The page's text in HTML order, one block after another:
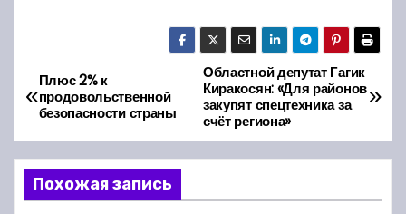
Н
а
в
и
Областной депутат Гагик
Киракосян: «Для районов
закупят спецтехника за
счёт региона»
Плюс 2% к
продовольственной
безопасности страны
Похожая запись